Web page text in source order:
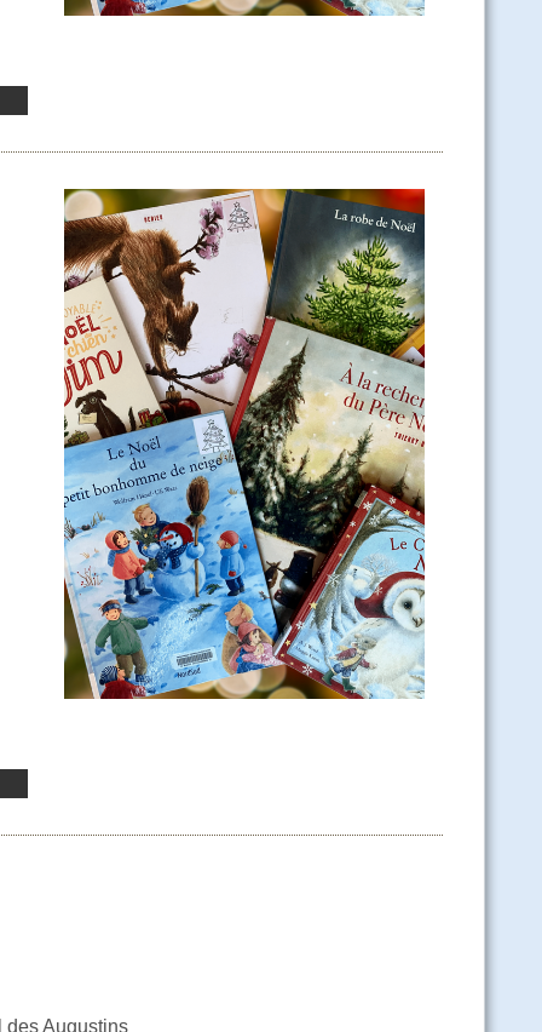
des Augustins